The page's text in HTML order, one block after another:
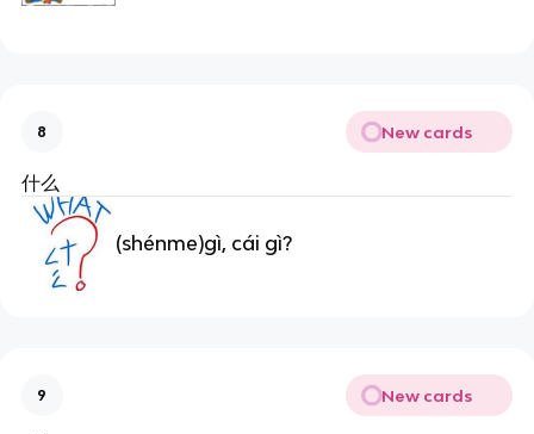
8 New cards
什么
(shénme)gì, cái gì?
9 New cards